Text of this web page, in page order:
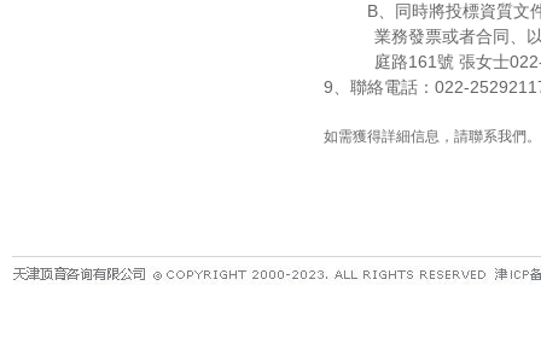
B、同時將投標資質文件
業務發票或者合同、
庭路161號 張女士
9 、聯絡電話：022-
如需獲得詳細信息，請聯系我們。